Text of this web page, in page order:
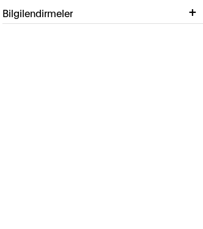
Bilgilendirmeler